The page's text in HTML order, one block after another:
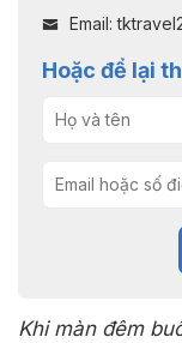
Email:
Hoặc để lại
Khi màn đêm